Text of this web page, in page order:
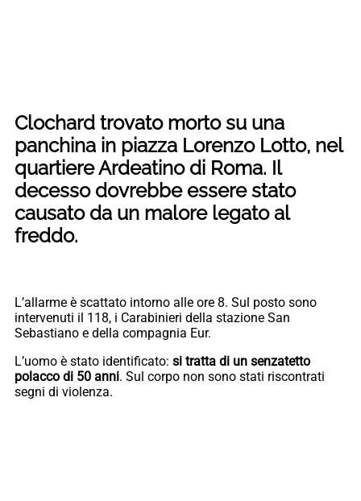
Clochard trovato morto su una
panchina in piazza Lorenzo Lotto, nel
quartiere Ardeatino di Roma. Il
decesso dovrebbe essere stato
causato da un malore legato al
freddo.
L’allarme è scattato intorno alle ore 8. Sul posto sono
intervenuti il 118, i Carabinieri della stazione San
Sebastiano e della compagnia Eur.
L’uomo è stato identificato: si tratta di un senzatetto
polacco di 50 anni. Sul corpo non sono stati riscontrati
segni di violenza.